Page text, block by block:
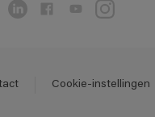
Cookie-instellingen